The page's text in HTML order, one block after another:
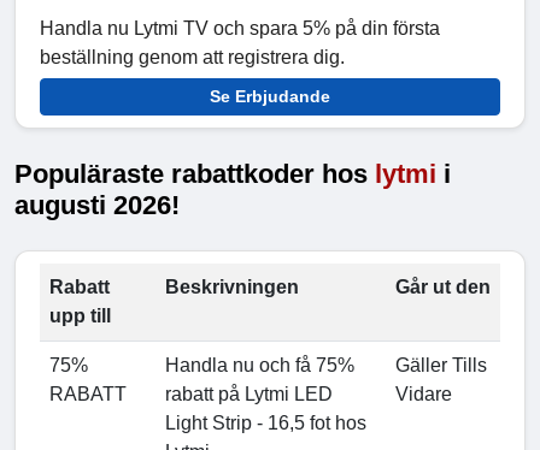
Handla nu Lytmi TV och spara 5% på din första
beställning genom att registrera dig.
Se Erbjudande
Populäraste rabattkoder hos lytmi i
augusti 2026!
Rabatt
upp till
Beskrivningen Går ut den
75%
RABATT
Handla nu och få 75%
rabatt på Lytmi LED
Light Strip - 16,5 fot hos
Gäller Tills
Vidare